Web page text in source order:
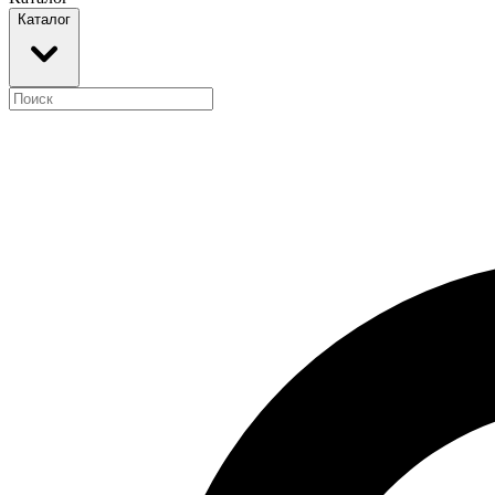
Каталог